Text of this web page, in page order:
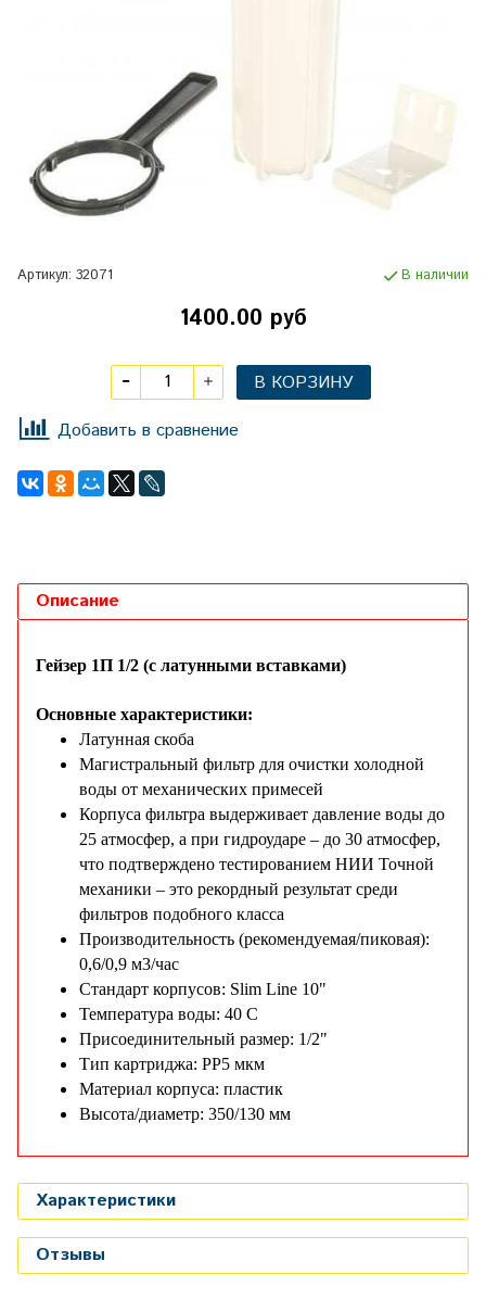
Артикул: 32071 В наличии
1400.00 руб
В КОРЗИНУ
Добавить в сравнение
Описание
Гейзер 1П 1/2 (с латунными вставками)
Основные характеристики:
Латунная скоба
Магистральный фильтр для очистки холодной
воды от механических примесей
Корпуса фильтра выдерживает давление воды до
25 атмосфер, а при гидроударе – до 30 атмосфер,
что подтверждено тестированием НИИ Точной
механики – это рекордный результат среди
фильтров подобного класса
Производительность (рекомендуемая/пиковая):
0,6/0,9 м3/час
Стандарт корпусов: Slim Line 10"
Температура воды: 40 С
Присоединительный размер: 1/2"
Тип картриджа: PP5 мкм
Материал корпуса: пластик
Высота/диаметр: 350/130 мм
Характеристики
Отзывы